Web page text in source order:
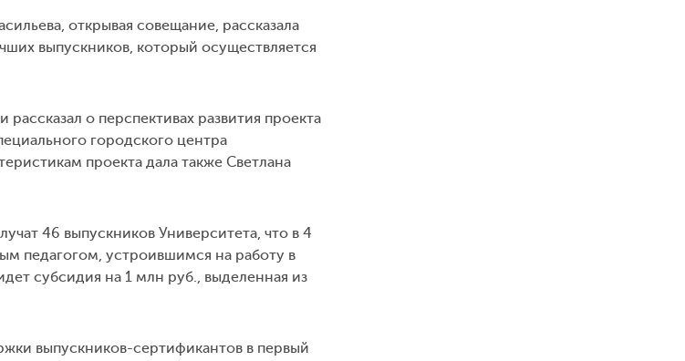
открывая совещание, рассказала
выпускников, который осуществляется
о перспективах развития проекта
городского центра
проекта дала также Светлана
46 выпускников Университета, что в 4
педагогом, устроившимся на работу в
субсидия на 1 млн руб., выделенная из
выпускников-сертификантов в первый